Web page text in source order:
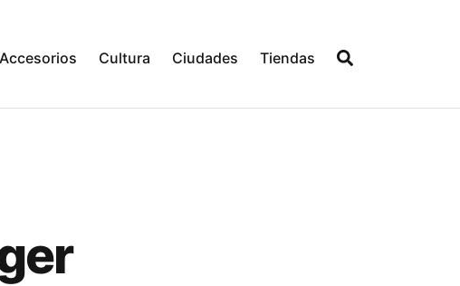
Accesorios Cultura Ciudades Tiendas